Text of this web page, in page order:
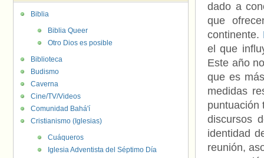
dado a
que
continente.
el que
Este año
que es
medidas
puntuación
discursos
identidad
reunión,
Biblia
Biblia Queer
Otro Dios es posible
Biblioteca
Budismo
Caverna
Cine/TV/Videos
Comunidad Bahá'í
Cristianismo (Iglesias)
Cuáqueros
Iglesia Adventista del Séptimo Día